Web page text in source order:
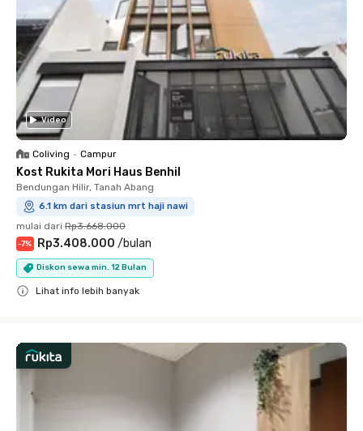
Video
Coliving • Campur
Kost Rukita Mori Haus Benhil
Bendungan Hilir, Tanah Abang
6.1 km dari stasiun mrt haji nawi
mulai dari Rp3.668.000
-7% Rp3.408.000 /bulan
Diskon sewa min. 12 Bulan
Lihat info lebih banyak